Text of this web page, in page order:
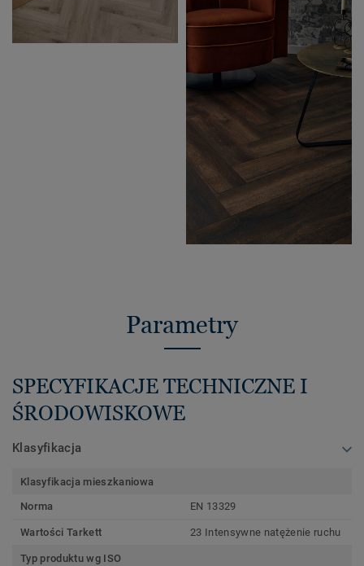
Parametry
SPECYFIKACJE TECHNICZNE I
ŚRODOWISKOWE
Klasyfikacja
Klasyfikacja mieszkaniowa
Norma
EN 13329
Wartości Tarkett 23 Intensywne natężenie ruchu
Typ produktu wg ISO